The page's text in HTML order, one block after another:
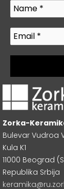
Zorka-
Bulevar Vudroa
Kula K1
11000 Beograd
Republika Srbija